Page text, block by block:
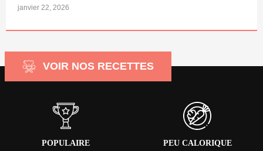
janvier 22, 2026
VOIR NOS RECETTES
POPULAIRE PEU CALORIQUE